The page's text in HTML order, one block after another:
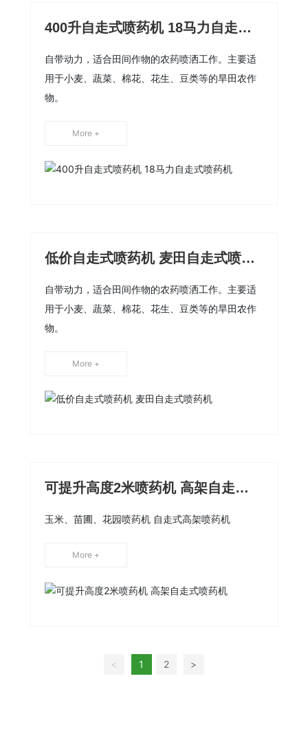
400升自走式喷药机 18马力自走式
自带动力，适合田间作物的农药喷洒工作。主要适
用于小麦、蔬菜、棉花、花生、豆类等的旱田农作
物。
More +
低价自走式喷药机 麦田自走式喷药
自带动力，适合田间作物的农药喷洒工作。主要适
用于小麦、蔬菜、棉花、花生、豆类等的旱田农作
物。
More +
可提升高度2米喷药机 高架自走式
喷药机
玉米、苗圃、花园喷药机 自走式高架喷药机
More +
< 1 2 >